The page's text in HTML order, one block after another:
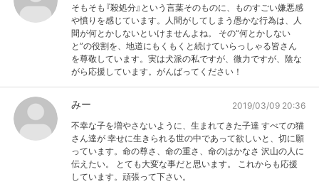
そもそも『殺処分』という言葉そのものに、ものすごい嫌悪感
や憤りを感じています。人間がしてしまう愚かな行為は、人
間が何とかしないといけませんよね。 その“何とかしない
と”の役割を、地道にもくもくと続けていらっしゃる皆さん
を尊敬しています。実は犬派の私ですが、微力ですが、陰な
がら応援しています。がんばってください！
みー
2019/03/09 20:36
不幸な子を増やさないように、生まれてきた子達 すべての猫
さん達が 幸せに生きられる世の中であって欲しいと、切に願
っています。命の尊さ、命の重さ、命のはかなさ 沢山の人に
伝えたい。 とても大変な事だと思います。 これからも応援
しています。頑張って下さい。